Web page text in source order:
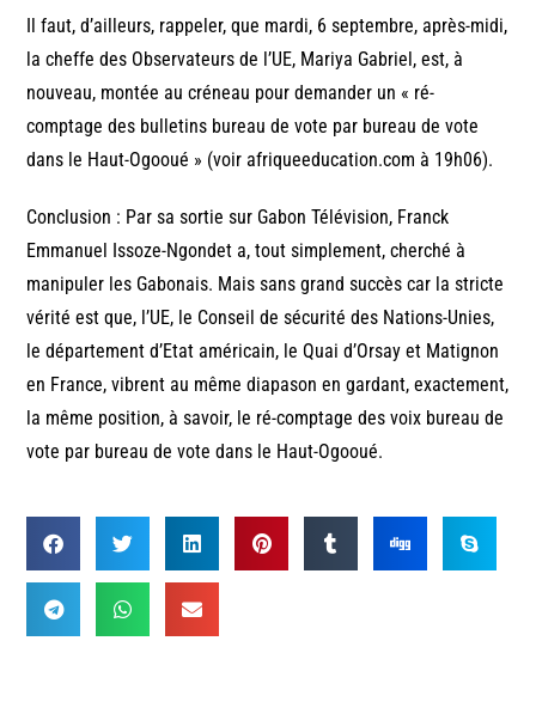
Il faut, d’ailleurs, rappeler, que mardi, 6 septembre, après-midi,
la cheffe des Observateurs de l’UE, Mariya Gabriel, est, à
nouveau, montée au créneau pour demander un « ré-
comptage des bulletins bureau de vote par bureau de vote
dans le Haut-Ogooué » (voir afriqueeducation.com à 19h06).
Conclusion : Par sa sortie sur Gabon Télévision, Franck
Emmanuel Issoze-Ngondet a, tout simplement, cherché à
manipuler les Gabonais. Mais sans grand succès car la stricte
vérité est que, l’UE, le Conseil de sécurité des Nations-Unies,
le département d’Etat américain, le Quai d’Orsay et Matignon
en France, vibrent au même diapason en gardant, exactement,
la même position, à savoir, le ré-comptage des voix bureau de
vote par bureau de vote dans le Haut-Ogooué.